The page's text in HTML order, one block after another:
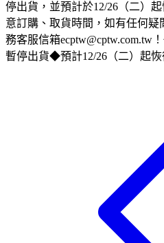
停出貨，並預計於12/26（二）
意訂購、取貨時間，如有任何
務客服信箱ecptw@cptw.com.tw
暫停出貨​◆預計12/26（二）起恢